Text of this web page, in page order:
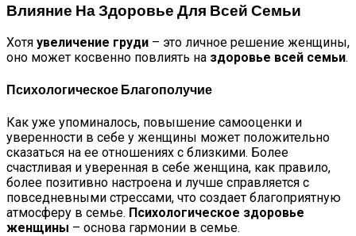
Влияние На Здоровье Для Всей Семьи
Хотя увеличение груди – это личное решение женщины,
оно может косвенно повлиять на здоровье всей семьи.
Психологическое Благополучие
Как уже упоминалось, повышение самооценки и
уверенности в себе у женщины может положительно
сказаться на ее отношениях с близкими. Более
счастливая и уверенная в себе женщина, как правило,
более позитивно настроена и лучше справляется с
повседневными стрессами, что создает благоприятную
атмосферу в семье. Психологическое здоровье
женщины – основа гармонии в семье.